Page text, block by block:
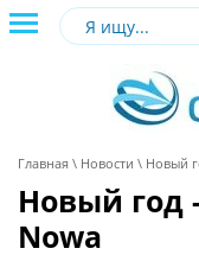
Главная \ Новости \ Новый
Новый год
Nowa